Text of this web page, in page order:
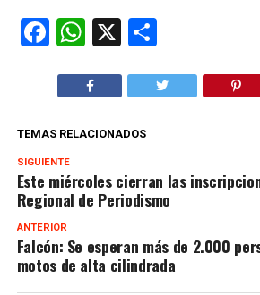
Facebook
WhatsApp
X
TEMAS RELACIONADOS
SIGUIENTE
Este miércoles cierran las
Regional de Periodismo
ANTERIOR
Falcón: Se esperan más de 2.000
motos de alta cilindrada